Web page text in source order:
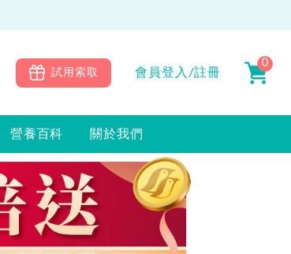
試用索取 會員登入/註冊
0
營養百科 關於我們